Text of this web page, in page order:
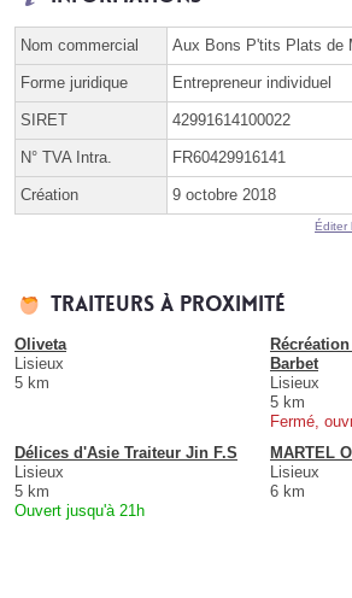
Nom commercial Aux Bons P'tits Plats de
Forme juridique Entrepreneur individuel
SIRET 42991614100022
N° TVA Intra. FR60429916141
Création 9 octobre 2018
Éditer
Traiteurs à proximité
Oliveta
Lisieux
5 km
Barbet
Lisieux
5 km
Fermé,
Délices d'Asie Traiteur Jin F.S
Lisieux
5 km
Ouvert jusqu'à 21h
MARTEL
Lisieux
6 km